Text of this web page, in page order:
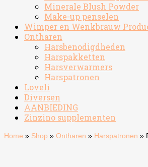
Minerale Blush Powder
Make-up penselen
Wimper en Wenkbrauw
Ontharen
Harsbenodigdheden
Harspakketten
Harsverwarmers
Harspatronen
Loveli
Diversen
AANBIEDING
Zinzino supplementen
Home » Shop » Ontharen » Harspatronen »